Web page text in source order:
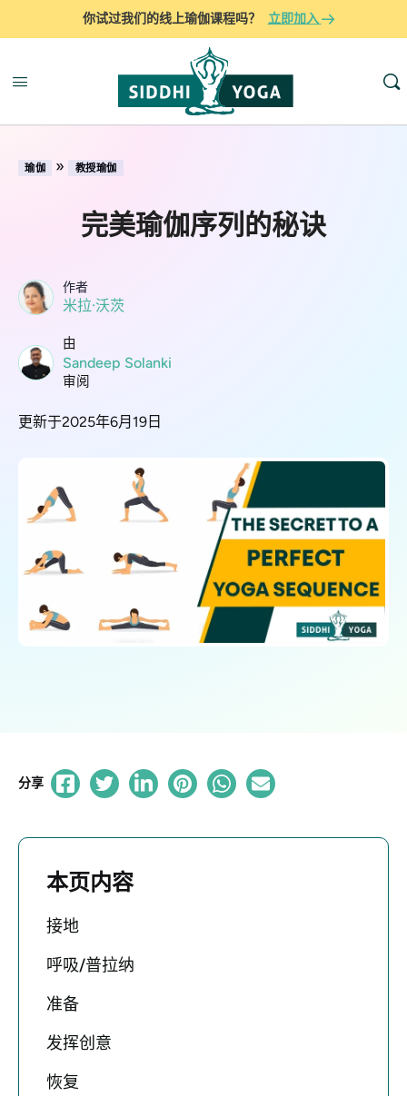
你试过我们的线上瑜伽课程吗？ 立即加入
瑜伽 » 教授瑜伽
完美瑜伽序列的秘诀
作者
米拉·沃茨
由
Sandeep Solanki
审阅
更新于2025年6月19日
分享
本页内容
接地
呼吸/普拉纳
准备
发挥创意
恢复